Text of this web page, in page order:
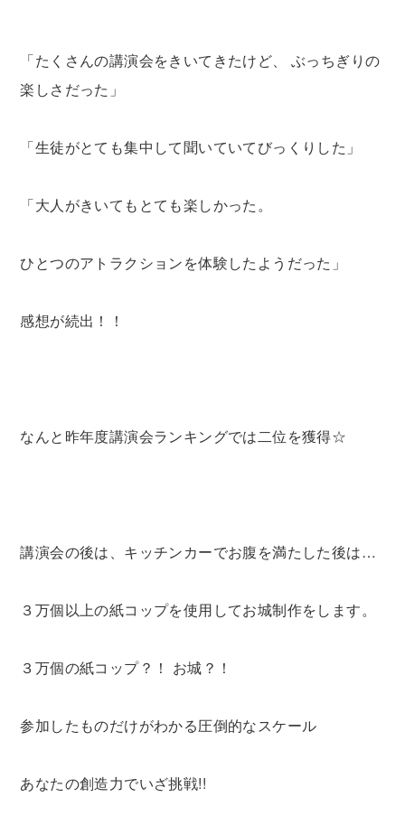
「たくさんの講演会をきいてきたけど、 ぶっちぎりの
楽しさだった」
「生徒がとても集中して聞いていてびっくりした」
「大人がきいてもとても楽しかった。
ひとつのアトラクションを体験したようだった」
感想が続出！！
なんと昨年度講演会ランキングでは二位を獲得☆
講演会の後は、キッチンカーでお腹を満たした後は…
３万個以上の紙コップを使用してお城制作をします。
３万個の紙コップ？！ お城？！
参加したものだけがわかる圧倒的なスケール
あなたの創造力でいざ挑戦!!